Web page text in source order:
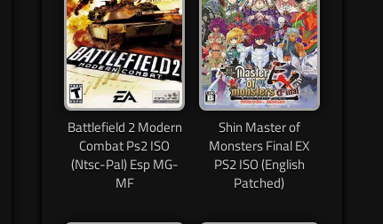
Battlefield 2 Modern
Combat Ps2 ISO
(Ntsc-Pal) Esp MG-
MF
Shin Master of
Monsters Final EX
PS2 ISO (English
Patched)